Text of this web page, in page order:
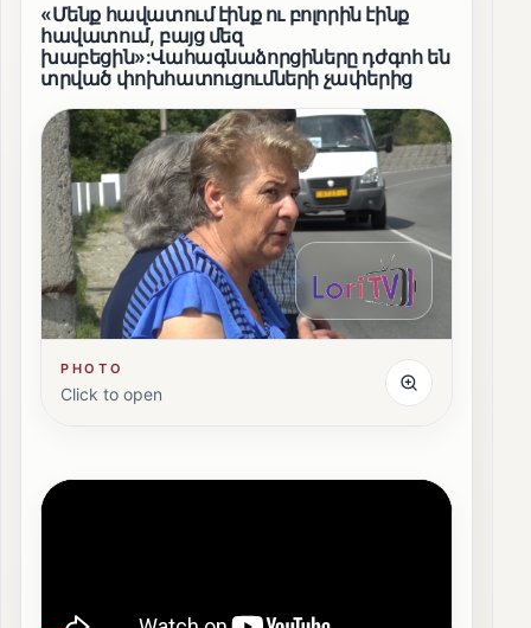
«Մենք հավատում էինք ու բոլորին էինք
հավատում, բայց մեզ
խաբեցին»:Վահագնաձորցիները դժգոհ են
տրված փոխհատուցումների չափերից
PHOTO
Click to open